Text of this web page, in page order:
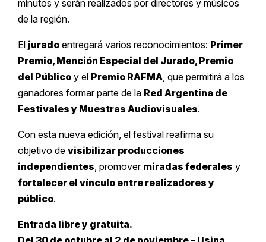
minutos y serán realizados por directores y músicos
de la región.
El jurado entregará varios reconocimientos: Primer
Premio, Mención Especial del Jurado, Premio
del Público y el Premio RAFMA, que permitirá a los
ganadores formar parte de la Red Argentina de
Festivales y Muestras Audiovisuales.
Con esta nueva edición, el festival reafirma su
objetivo de visibilizar producciones
independientes, promover miradas federales y
fortalecer el vínculo entre realizadores y
público.
Entrada libre y gratuita.